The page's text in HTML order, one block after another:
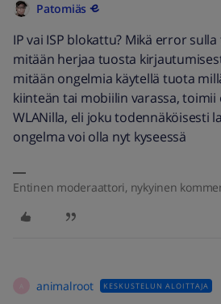
Patomiäs
IP vai ISP blokattu? Mikä error
mitään herjaa tuosta
mitään ongelmia käytellä tuota
kiinteän tai mobiilin varassa, toimii
WLANilla, eli joku todennäköisesti
ongelma voi olla nyt kyseessä
Entinen moderaattori, nykyinen
animalroot KESKUSTELUN ALOITTAJA